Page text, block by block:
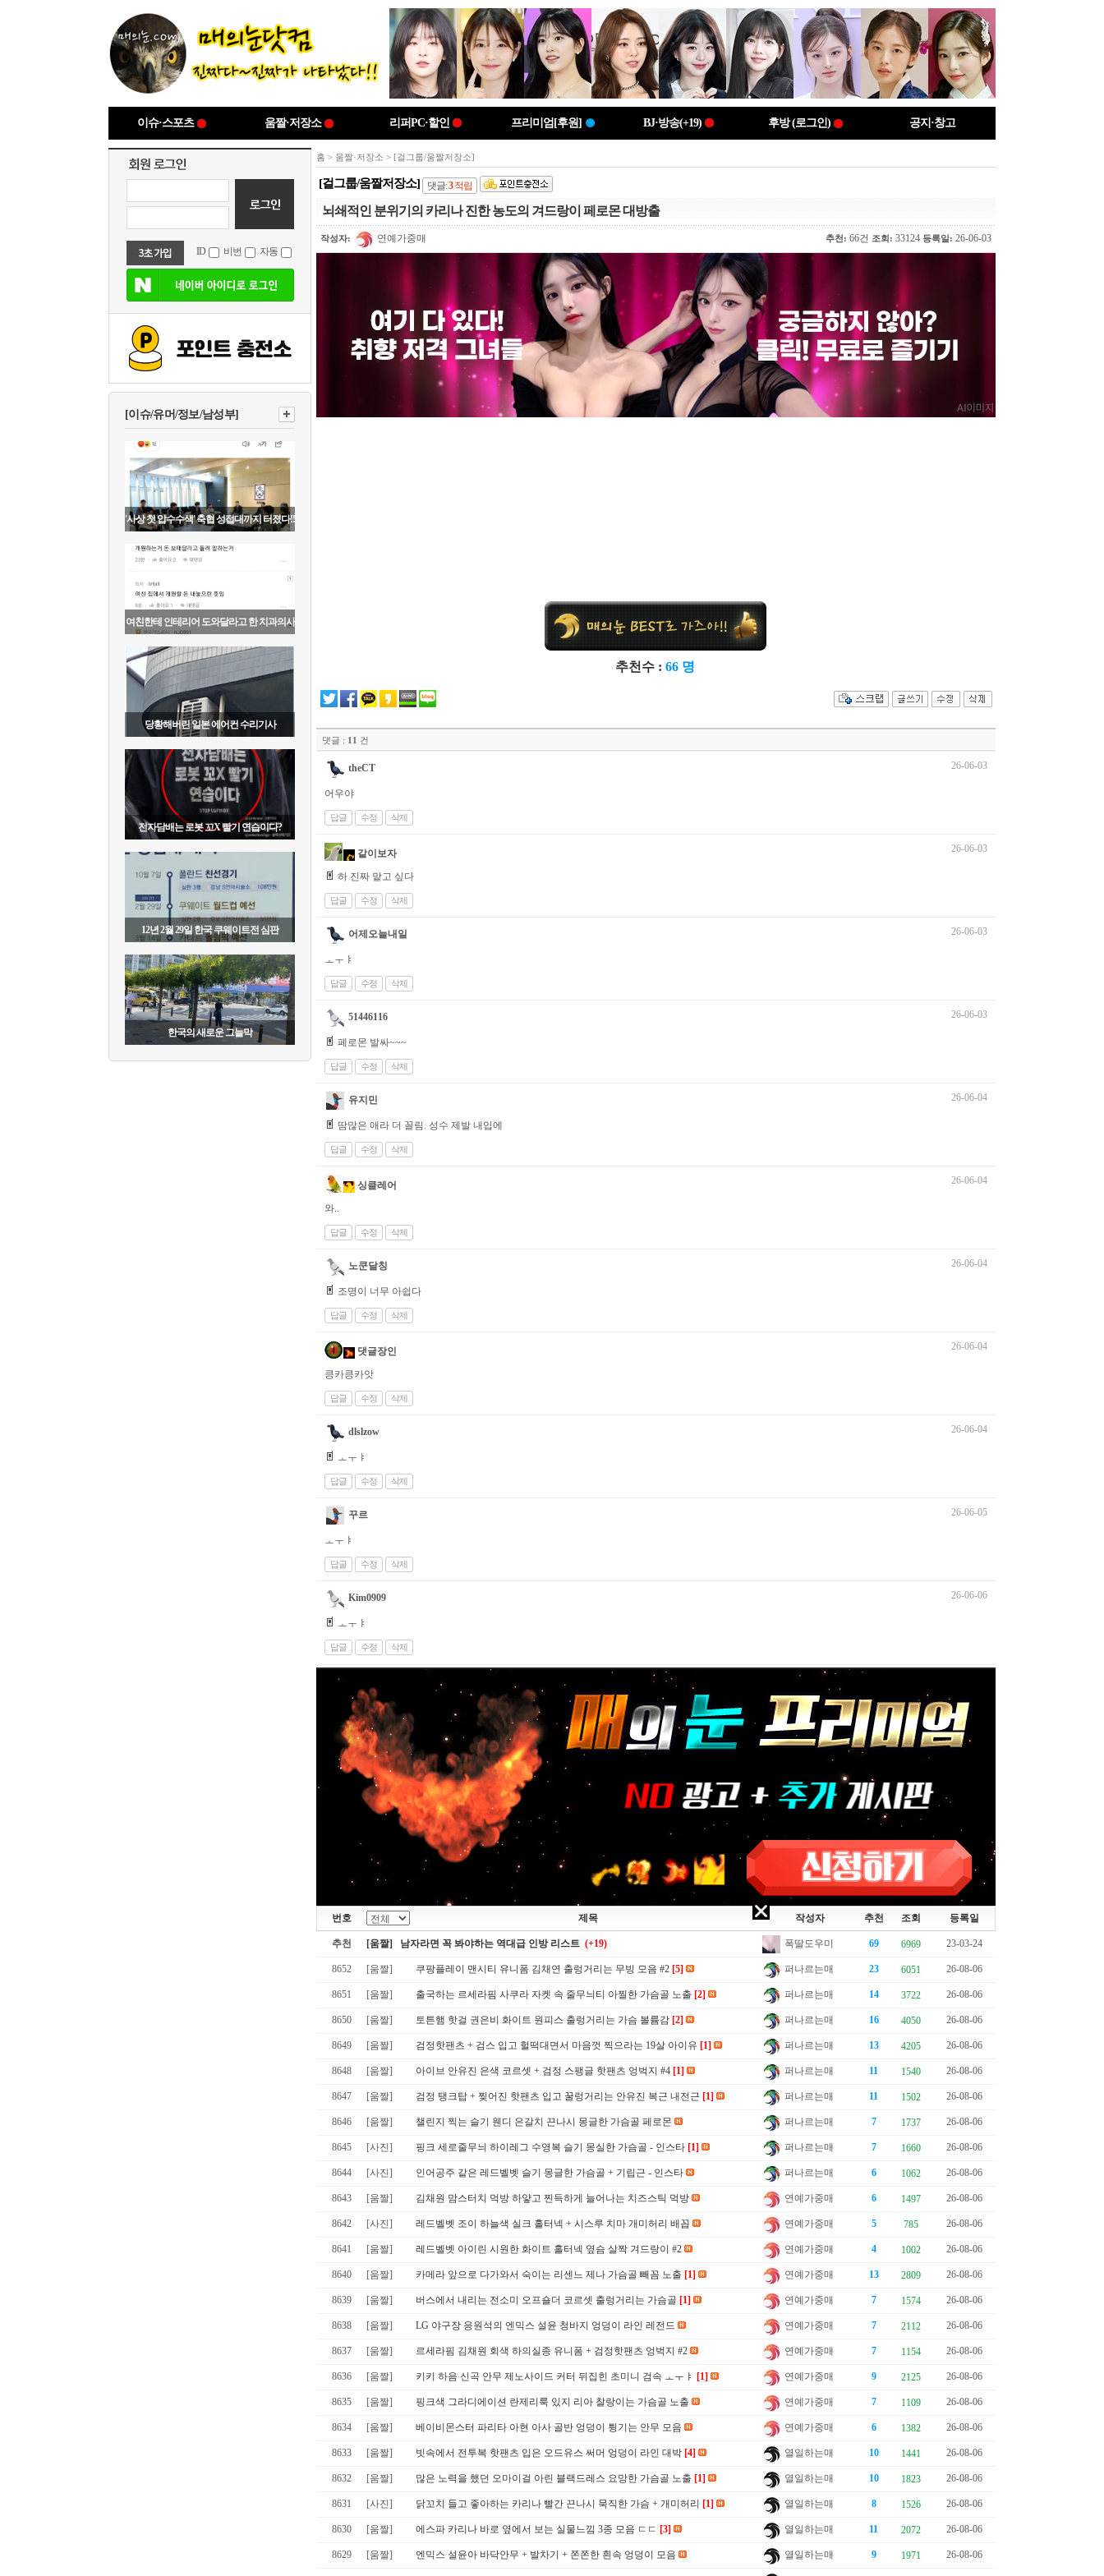
이슈·스포츠 움짤·저장소 리퍼PC·할인 프리미엄[후원] BJ·방송(+19) 후방 (로그인) 공지·창고
ID 비번 자동
[이슈/유머/정보/남성부]
'사상 첫 압수수색' 축협 성접대까지 터졌다!!
여친한테 인테리어 도와달라고 한 치과의사
당황해버린 일본 에어컨 수리기사
전자담배는 로봇 꼬X 빨기 연습이다?
12년 2월 29일 한국 쿠웨이트전 심판
한국의 새로운 그늘막
홈 > 움짤·저장소 > [걸그룹/움짤저장소]
[걸그룹/움짤저장소] 댓글:3적립
뇌쇄적인 분위기의 카리나 진한 농도의 겨드랑이 페로몬 대방출
작성자: 연예가중매 추천: 66건 조회: 33124 등록일: 26-06-03
추천수 : 66 명
댓글 : 11 건
theCT 26-06-03
어우야
답글 수정 삭제
같이보자 26-06-03
하 진짜 맡고 싶다
답글 수정 삭제
어제오늘내일 26-06-03
ㅗㅜㅑ
답글 수정 삭제
51446116 26-06-03
페로몬 발싸~~~
답글 수정 삭제
유지민 26-06-04
땀많은 애라 더 꼴림. 성수 제발 내입에
답글 수정 삭제
싱클레어 26-06-04
와..
답글 수정 삭제
노쿤달칭 26-06-04
조명이 너무 아쉽다
답글 수정 삭제
댓글장인 26-06-04
킁카킁카앗
답글 수정 삭제
dlslzow 26-06-04
ㅗㅜㅑ
답글 수정 삭제
꾸르 26-06-05
ㅗㅜㅑ
답글 수정 삭제
Kim0909 26-06-06
ㅗㅜㅑ
답글 수정 삭제
번호 제목 작성자 추천 조회 등록일
추천 [움짤] 남자라면 꼭 봐야하는 역대급 인방 리스트 (+19) 폭딸도우미 69 6969 23-03-24
8652 [움짤] 쿠팡플레이 맨시티 유니폼 김채연 출렁거리는 무빙 모음 #2 [5] 퍼나르는매 23 6051 26-08-06
8651 [움짤] 출국하는 르세라핌 사쿠라 자켓 속 줄무늬티 아찔한 가슴골 노출 [2] 퍼나르는매 14 3722 26-08-06
8650 [움짤] 토튼햄 핫걸 권은비 화이트 원피스 출렁거리는 가슴 볼륨감 [2] 퍼나르는매 16 4050 26-08-06
8649 [움짤] 검정핫팬츠 + 검스 입고 헐떡대면서 마음껏 찍으라는 19살 아이유 [1] 퍼나르는매 13 4205 26-08-06
8648 [움짤] 아이브 안유진 은색 코르셋 + 검정 스팽글 핫팬츠 엉벅지 #4 [1] 퍼나르는매 11 1540 26-08-06
8647 [움짤] 검정 탱크탑 + 찢어진 핫팬츠 입고 꿀렁거리는 안유진 복근 내전근 [1] 퍼나르는매 11 1502 26-08-06
8646 [움짤] 챌린지 찍는 슬기 웬디 은갈치 끈나시 몽글한 가슴골 페로몬 퍼나르는매 7 1737 26-08-06
8645 [사진] 핑크 세로줄무늬 하이레그 수영복 슬기 몽실한 가슴골 - 인스타 [1] 퍼나르는매 7 1660 26-08-06
8644 [사진] 인어공주 같은 레드벨벳 슬기 몽글한 가슴골 + 기립근 - 인스타 퍼나르는매 6 1062 26-08-06
8643 [움짤] 김채원 맘스터치 먹방 하얗고 찐득하게 늘어나는 치즈스틱 먹방 연예가중매 6 1497 26-08-06
8642 [사진] 레드벨벳 조이 하늘색 실크 홀터넥 + 시스루 치마 개미허리 배꼽 연예가중매 5 785 26-08-06
8641 [움짤] 레드벨벳 아이린 시원한 화이트 홀터넥 옆슴 살짝 겨드랑이 #2 연예가중매 4 1002 26-08-06
8640 [움짤] 카메라 앞으로 다가와서 숙이는 리센느 제나 가슴골 빼꼼 노출 [1] 연예가중매 13 2809 26-08-06
8639 [움짤] 버스에서 내리는 전소미 오프숄더 코르셋 출렁거리는 가슴골 [1] 연예가중매 7 1574 26-08-06
8638 [움짤] LG 야구장 응원석의 엔믹스 설윤 청바지 엉덩이 라인 레전드 연예가중매 7 2112 26-08-06
8637 [움짤] 르세라핌 김채원 회색 하의실종 유니폼 + 검정핫팬츠 엉벅지 #2 연예가중매 7 1154 26-08-06
8636 [움짤] 키키 하음 신곡 안무 제노사이드 커터 뒤집힌 초미니 검속 ㅗㅜㅑ [1] 연예가중매 9 2125 26-08-06
8635 [움짤] 핑크색 그라디에이션 란제리룩 있지 리아 찰랑이는 가슴골 노출 연예가중매 7 1109 26-08-06
8634 [움짤] 베이비몬스터 파리타 아현 아사 골반 엉덩이 튕기는 안무 모음 연예가중매 6 1382 26-08-06
8633 [움짤] 빗속에서 전투복 핫팬츠 입은 오드유스 써머 엉덩이 라인 대박 [4] 열일하는매 10 1441 26-08-06
8632 [움짤] 많은 노력을 했던 오마이걸 아린 블랙드레스 요망한 가슴골 노출 [1] 열일하는매 10 1823 26-08-06
8631 [사진] 닭꼬치 들고 좋아하는 카리나 빨간 끈나시 묵직한 가슴 + 개미허리 [1] 열일하는매 8 1526 26-08-06
8630 [움짤] 에스파 카리나 바로 옆에서 보는 실물느낌 3종 모음 ㄷㄷ [3] 열일하는매 11 2072 26-08-06
8629 [움짤] 엔믹스 설윤아 바닥안무 + 발차기 + 쫀쫀한 흰속 엉덩이 모음 열일하는매 9 1971 26-08-06